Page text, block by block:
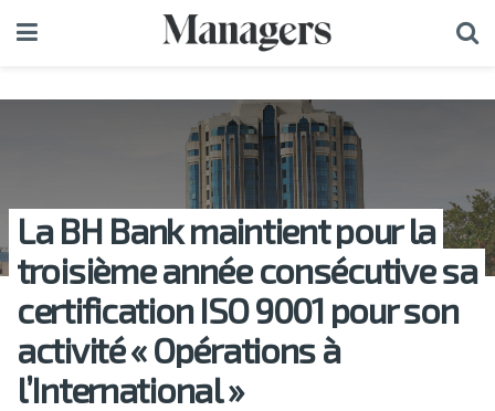
La BH Bank maintient pour la
troisième année consécutive sa
certification ISO 9001 pour son
activité « Opérations à
l’International »